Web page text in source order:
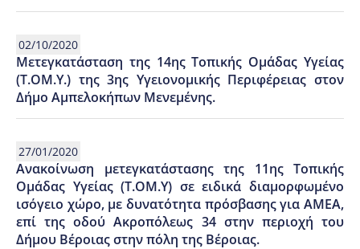
02/10/2020
Μετεγκατάσταση της 14ης Τοπικής Ομάδας Υγείας
(Τ.ΟΜ.Υ.) της 3ης Υγειονομικής Περιφέρειας στον
Δήμο Αμπελοκήπων Μενεμένης.
27/01/2020
Ανακοίνωση μετεγκατάστασης της 11ης Τοπικής
Ομάδας Υγείας (Τ.ΟΜ.Υ) σε ειδικά διαμορφωμένο
ισόγειο χώρο, με δυνατότητα πρόσβασης για ΑΜΕΑ,
επί της οδού Ακροπόλεως 34 στην περιοχή του
Δήμου Βέροιας στην πόλη της Βέροιας.